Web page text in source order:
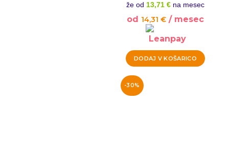
že od 13,71 € na mesec
od 14,31 € / mesec
DODAJ V KOŠARICO
-30%